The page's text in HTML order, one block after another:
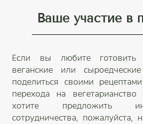
Ваше участие в
Если вы любите готовить
веганские или
поделиться своими
перехода на
хотите предложить
сотрудничества, пожалуйста,